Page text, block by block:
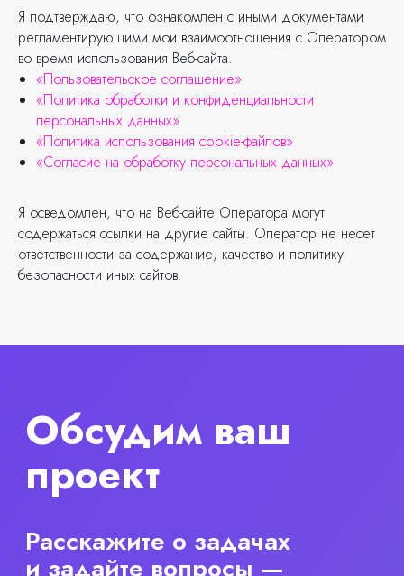
Я подтверждаю, что ознакомлен с иными документами
регламентирующими мои взаимоотношения с Оператором
во время использования Веб-сайта.
«Пользовательское соглашение»
«Политика обработки и конфиденциальности
персональных данных»
«Политика использования cookie-файлов»
«Согласие на обработку персональных данных»
Я осведомлен, что на Веб-сайте Оператора могут
содержаться ссылки на другие сайты. Оператор не несет
ответственности за содержание, качество и политику
безопасности иных сайтов.
Обсудим ваш
проект
Расскажите о задачах
и задайте вопросы —
мы перезвоним в течение
рабочего дня
+7 (351) 242-02-48
+7
Москва
+7 (495) ХХХ-ХХ-ХХ
ул. Пролетариев
4/2
+7 (495) ХХХ-ХХ-ХХ